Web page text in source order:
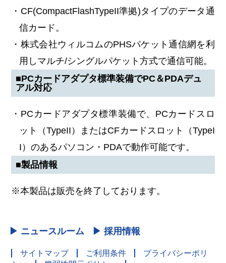
・CF(CompactFlashTypeII準拠)タイプのデータ通
信カード。
・株式会社ウィルコムのPHSパケット通信網を利
用しマルチ/シングルパケット方式で通信可能。
■PCカードアダプタ標準装備でPC＆PDAデュ
アル対応
・PCカードアダプタ標準装備で、PCカードスロ
ット（TypeII）またはCFカードスロット（TypeI
I）のあるパソコン・PDAで動作可能です。
■製品情報
※本製品は販売を終了しております。
▶ ニュースルーム ▶ 採用情報
サイトマップ ご利用条件
プライバシーポリ